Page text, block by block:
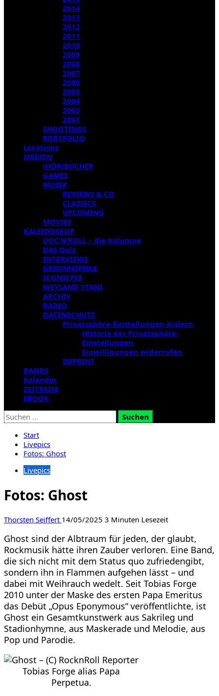
2014
2013
2012
2011
2010
2009
2008
2007
2006
2005
2004
2003
2001
SHOOTINGS
PORTFOLIO
Locations
MEDIEN
(HÖR)BÜCHER
GAMES
MUSIK
REVIEWS & CO
CLASSICS
UPCOMING
MOVIES
KALEIDOSKOP
DOC’N’ROLL – die Kolumne
DAS Quiz
INTERVIEWS
GEWINNSPIELE
ICONICPIX
WEYLAND YTANI
ARCHIV
RADIO
DATENSCHUTZ
Privatsphäre-Einstellungen ändern
Historie der Privatsphäre-
Einstellungen
Einwilligungen widerrufen
IMPRINT
BANDS
Kalender
ZEITREISE
EBOOK
Suchen
nach:
Start
Livepics
Fotos: Ghost
Livepics
Fotos: Ghost
Thorsten Seiffert 14/05/2025 3 Minuten Lesezeit
Ghost sind der Albtraum für jeden, der glaubt,
Rockmusik hätte ihren Zauber verloren. Eine Band,
die sich nicht mit dem Status quo zufriedengibt,
sondern ihn in Flammen aufgehen lässt – und
dabei mit Weihrauch wedelt. Seit Tobias Forge
2010 unter der Maske des ersten Papa Emeritus
das Debüt „Opus Eponymous“ veröffentlichte, ist
Ghost ein Gesamtkunstwerk aus Sakrileg und
Stadionhymne, aus Maskerade und Melodie, aus
Pop und Parodie.
Tobias Forge alias Papa
Perpetua.